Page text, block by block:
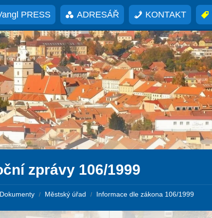
PRESS ADRESÁŘ KONTAKT
zprávy 106/1999
Dokumenty / Městský úřad / Informace dle zákona 106/1999